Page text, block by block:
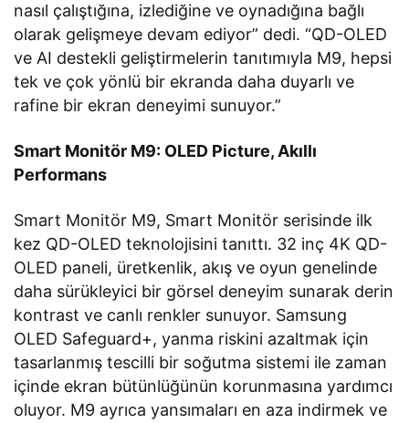
nasıl çalıştığına, izlediğine ve oynadığına bağlı
olarak gelişmeye devam ediyor” dedi. “QD-OLED
ve AI destekli geliştirmelerin tanıtımıyla M9, hepsi
tek ve çok yönlü bir ekranda daha duyarlı ve
rafine bir ekran deneyimi sunuyor.”
Smart Monitör M9: OLED Picture, Akıllı
Performans
Smart Monitör M9, Smart Monitör serisinde ilk
kez QD-OLED teknolojisini tanıttı. 32 inç 4K QD-
OLED paneli, üretkenlik, akış ve oyun genelinde
daha sürükleyici bir görsel deneyim sunarak derin
kontrast ve canlı renkler sunuyor. Samsung
OLED Safeguard+, yanma riskini azaltmak için
tasarlanmış tescilli bir soğutma sistemi ile zaman
içinde ekran bütünlüğünün korunmasına yardımcı
oluyor. M9 ayrıca yansımaları en aza indirmek ve